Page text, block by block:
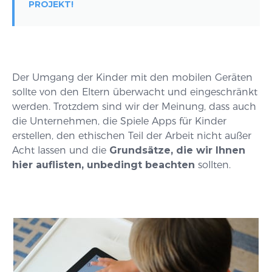
PROJEKT!
Der Umgang der Kinder mit den mobilen Geräten
sollte von den Eltern überwacht und eingeschränkt
werden. Trotzdem sind wir der Meinung, dass auch
die Unternehmen, die Spiele Apps für Kinder
erstellen, den ethischen Teil der Arbeit nicht außer
Acht lassen und die Grundsätze, die wir Ihnen
hier auflisten, unbedingt beachten sollten.